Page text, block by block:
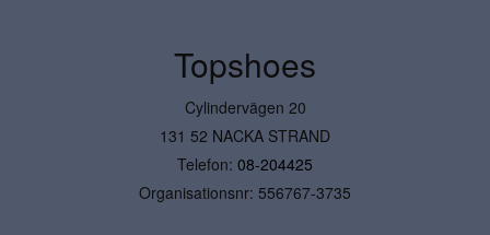
Topshoes
Cylindervägen 20
131 52 NACKA STRAND
Telefon: 08-204425
Organisationsnr: 556767-3735